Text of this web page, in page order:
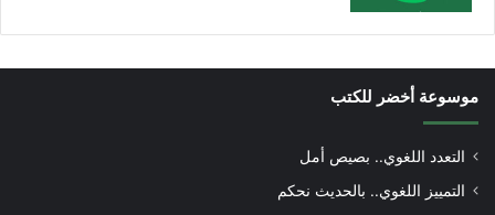
موسوعة أخضر للكتب
التعدد اللغوي.. بصيص أمل
التمييز اللغوي.. بالحديث نحكم